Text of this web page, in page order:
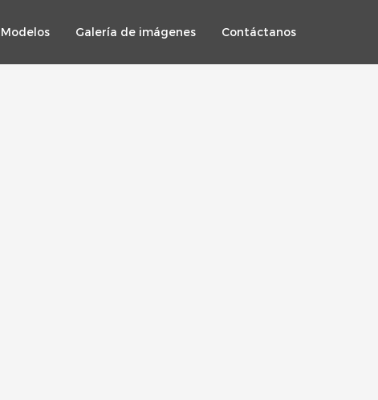
Modelos Galería de imágenes Contáctanos